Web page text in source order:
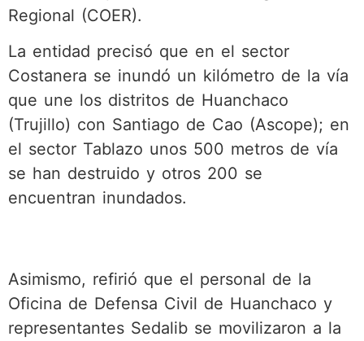
Regional (COER).
La entidad precisó que en el sector
Costanera se inundó un kilómetro de la vía
que une los distritos de Huanchaco
(Trujillo) con Santiago de Cao (Ascope); en
el sector Tablazo unos 500 metros de vía
se han destruido y otros 200 se
encuentran inundados.
Asimismo, refirió que el personal de la
Oficina de Defensa Civil de Huanchaco y
representantes Sedalib se movilizaron a la